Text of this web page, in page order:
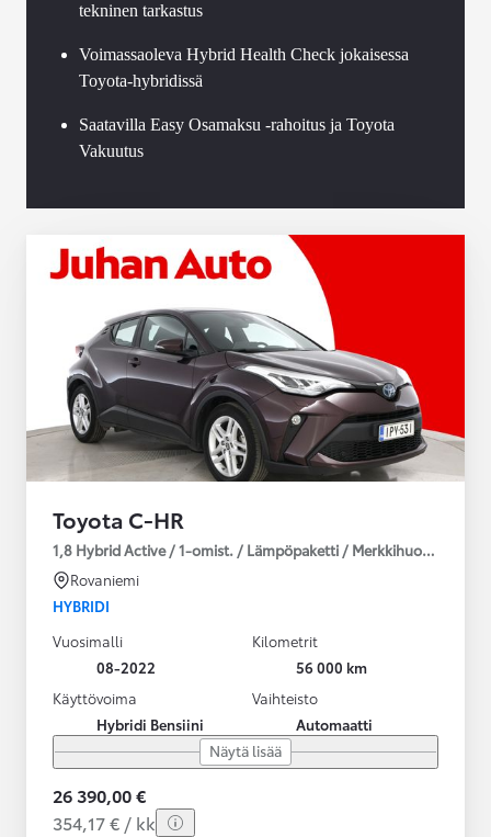
tekninen tarkastus
Voimassaoleva Hybrid Health Check jokaisessa
Toyota-hybridissä
Saatavilla Easy Osamaksu -rahoitus ja Toyota
Vakuutus
Toyota C-HR
1,8 Hybrid Active / 1-omist. / Lämpöpaketti / Merkkihuollettu!
Rovaniemi
HYBRIDI
Vuosimalli
08-2022
Kilometrit
56 000 km
Käyttövoima
Hybridi Bensiini
Vaihteisto
Automaatti
Näytä lisää
26 390,00 €
354,17 € / kk